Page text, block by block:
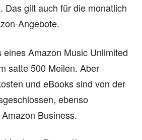
Das gilt auch für die monatlich
Angebote.
eines Amazon Music Unlimited
satte 500 Meilen. Aber
und eBooks sind von der
ebenso
Business.